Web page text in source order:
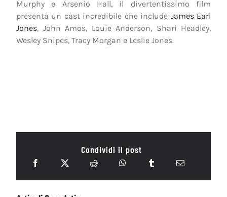
Murphy e Arsenio Hall, il divertentissimo film
presenta un cast incredibile che include James Earl
Jones, John Amos, Louie Anderson, Shari Headley,
Wesley Snipes, Tracy Morgan e Leslie Jones.
Condividi il post